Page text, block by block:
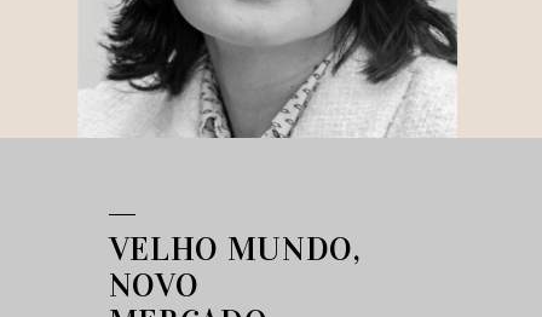
VELHO MUNDO,
NOVO